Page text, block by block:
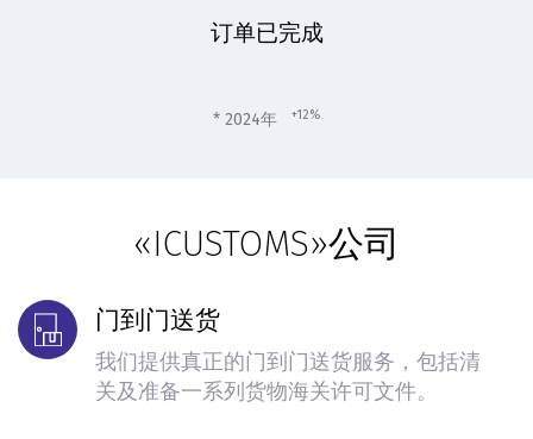
订单已完成
* 2024年 +12%
«ICUSTOMS»公司
门到门送货
我们提供真正的门到门送货服务，包括清
关及准备一系列货物海关许可文件。